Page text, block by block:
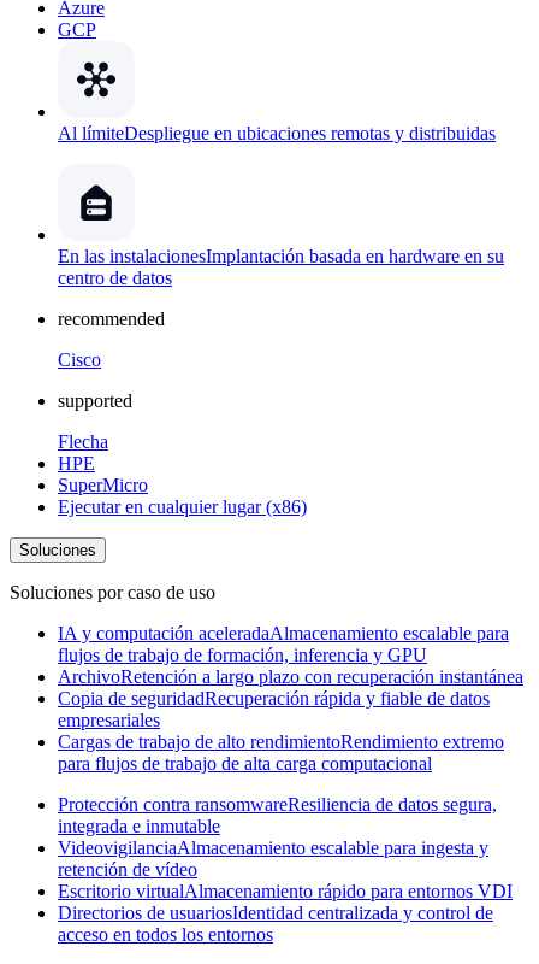
Azure
GCP
Al límiteDespliegue en ubicaciones remotas y distribuidas
En las instalacionesImplantación basada en hardware en su
centro de datos
recommended
Cisco
supported
Flecha
HPE
SuperMicro
Ejecutar en cualquier lugar (x86)
Soluciones
Soluciones por caso de uso
IA y computación aceleradaAlmacenamiento escalable para
flujos de trabajo de formación, inferencia y GPU
ArchivoRetención a largo plazo con recuperación instantánea
Copia de seguridadRecuperación rápida y fiable de datos
empresariales
Cargas de trabajo de alto rendimientoRendimiento extremo
para flujos de trabajo de alta carga computacional
Protección contra ransomwareResiliencia de datos segura,
integrada e inmutable
VideovigilanciaAlmacenamiento escalable para ingesta y
retención de vídeo
Escritorio virtualAlmacenamiento rápido para entornos VDI
Directorios de usuariosIdentidad centralizada y control de
acceso en todos los entornos